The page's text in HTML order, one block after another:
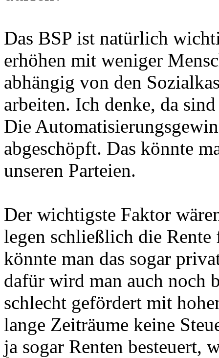
Das BSP ist natürlich
erhöhen mit weniger
abhängig von den
arbeiten. Ich denke, da
Die
abgeschöpft. Das könnte
unseren Parteien.
Der wichtigste Faktor
legen schließlich die
könnte man das sogar
dafür wird man auch noch
schlecht gefördert mit
lange Zeiträume keine
ja sogar Renten besteuert,